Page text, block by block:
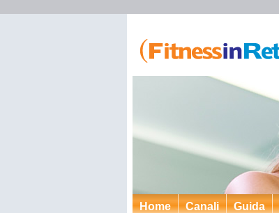
Home Canali Guida